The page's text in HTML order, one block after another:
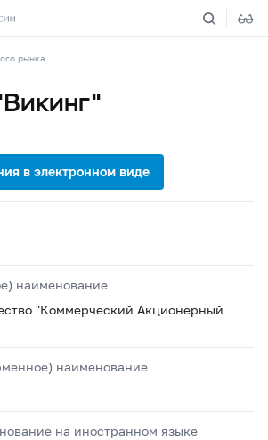
рынка
наименование
"Коммерческий Акционерный
наименование
на иностранном языке